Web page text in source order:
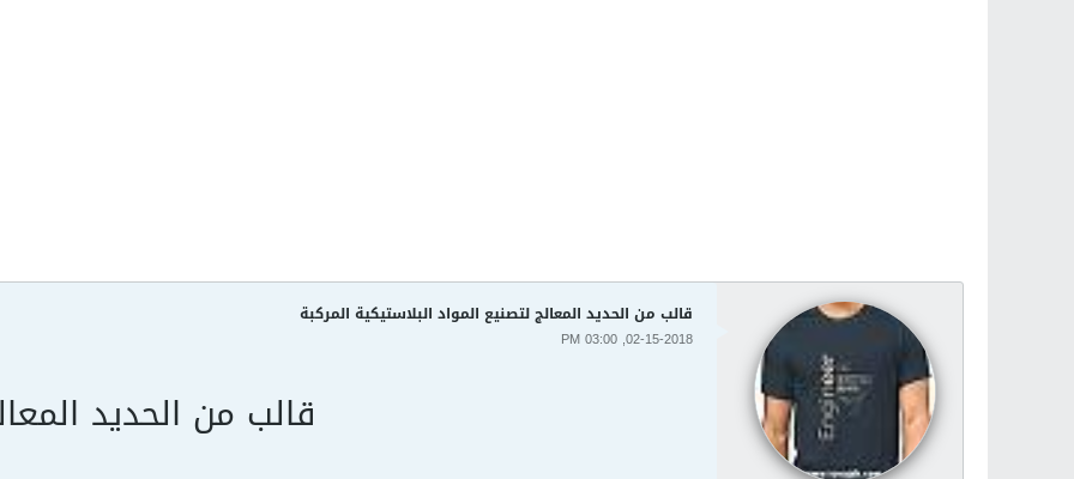
قالب من الحديد المعالج لتصنيع المواد البلاستيكية المركبة
02-15-2018, 03:00 PM
قالب من الحديد